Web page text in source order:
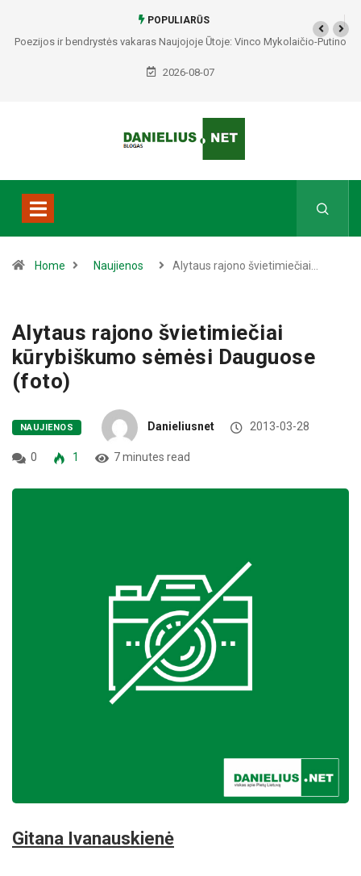
POPULIARŪS
Poezijos ir bendrystės vakaras Naujojoje Ūtoje: Vinco Mykolaičio-Putino
tėviškėje skambės eilės, dainos ir arbatos puodelių šiluma
2026-08-07
Home Naujienos Alytaus rajono švietimiečiai…
Alytaus rajono švietimiečiai
kūrybiškumo sėmėsi Dauguose
(foto)
NAUJIENOS Danieliusnet 2013-03-28
0 1 7 minutes read
Gitana Ivanauskienė